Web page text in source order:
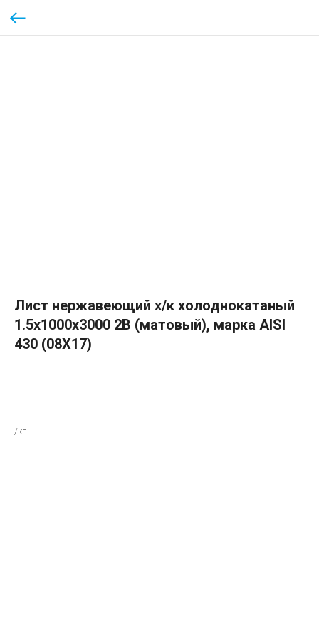
Лист нержавеющий х/к холоднокатаный
1.5х1000х3000 2B (матовый), марка AISI
430 (08Х17)
/кг